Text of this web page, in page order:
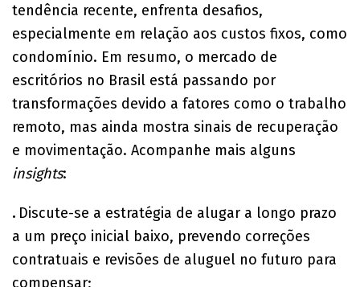
tendência recente, enfrenta desafios,
especialmente em relação aos custos fixos, como
condomínio. Em resumo, o mercado de
escritórios no Brasil está passando por
transformações devido a fatores como o trabalho
remoto, mas ainda mostra sinais de recuperação
e movimentação. Acompanhe mais alguns
insights:
. Discute-se a estratégia de alugar a longo prazo
a um preço inicial baixo, prevendo correções
contratuais e revisões de aluguel no futuro para
compensar;